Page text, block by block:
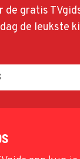
de gratis
de leukste